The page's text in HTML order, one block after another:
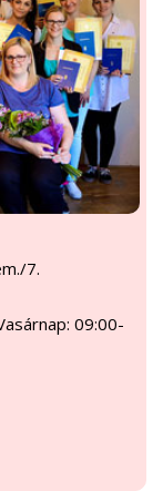
7.
09:00-